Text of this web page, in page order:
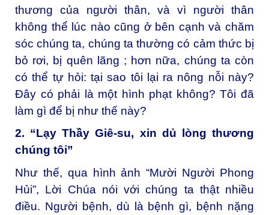
thương của người thân, và vì người thân
không thể lúc nào cũng ở bên cạnh và chăm
sóc chúng ta, chúng ta thường có cảm thức bị
bỏ rơi, bị quên lãng ; hơn nữa, chúng ta còn
có thể tự hỏi: tại sao tôi lại ra nông nỗi này?
Đây có phải là một hình phạt không? Tôi đã
làm gì để bị như thế này?
2. “Lạy Thầy Giê-su, xin dủ lòng thương
chúng tôi”
Như thế, qua hình ảnh “Mười Người Phong
Hủi”, Lời Chúa nói với chúng ta thật nhiều
điều. Người bệnh, dù là bệnh gì, bệnh nặng